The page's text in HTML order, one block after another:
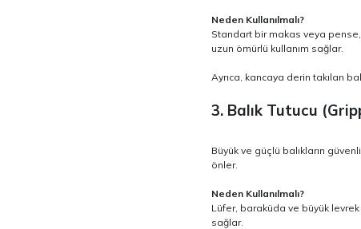
Neden Kullanılmalı?
Standart bir makas veya
uzun ömürlü kullanım sağlar.
Ayrıca, kancaya derin takılan
3. Balık Tutucu
Büyük ve güçlü balıkların
önler.
Neden Kullanılmalı?
Lüfer, baraküda ve büyük levrek
sağlar.